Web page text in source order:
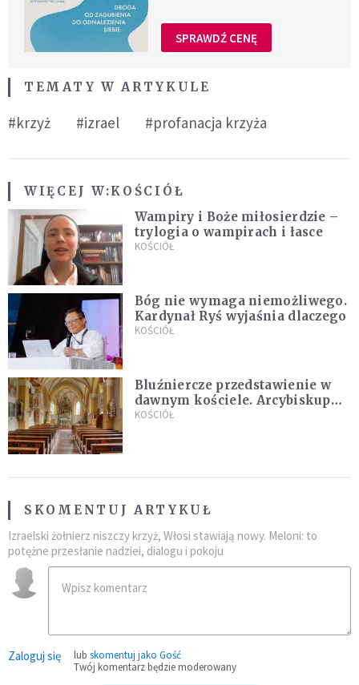
SPRAWDŹ CENĘ
TEMATY W ARTYKULE
#krzyż #izrael #profanacja krzyża
WIĘCEJ W:KOŚCIÓŁ
Wampiry i Boże miłosierdzie –
trylogia o wampirach i łasce
KOŚCIÓŁ
Bóg nie wymaga niemożliwego.
Kardynał Ryś wyjaśnia dlaczego
KOŚCIÓŁ
Bluźniercze przedstawienie w
dawnym kościele. Arcybiskup
stanowczo reaguje
KOŚCIÓŁ
SKOMENTUJ ARTYKUŁ
Izraelski żołnierz niszczy krzyż, Włosi stawiają nowy. Meloni: to
potężne przesłanie nadziei, dialogu i pokoju
Zaloguj się lub skomentuj jako Gość
Twój komentarz będzie moderowany